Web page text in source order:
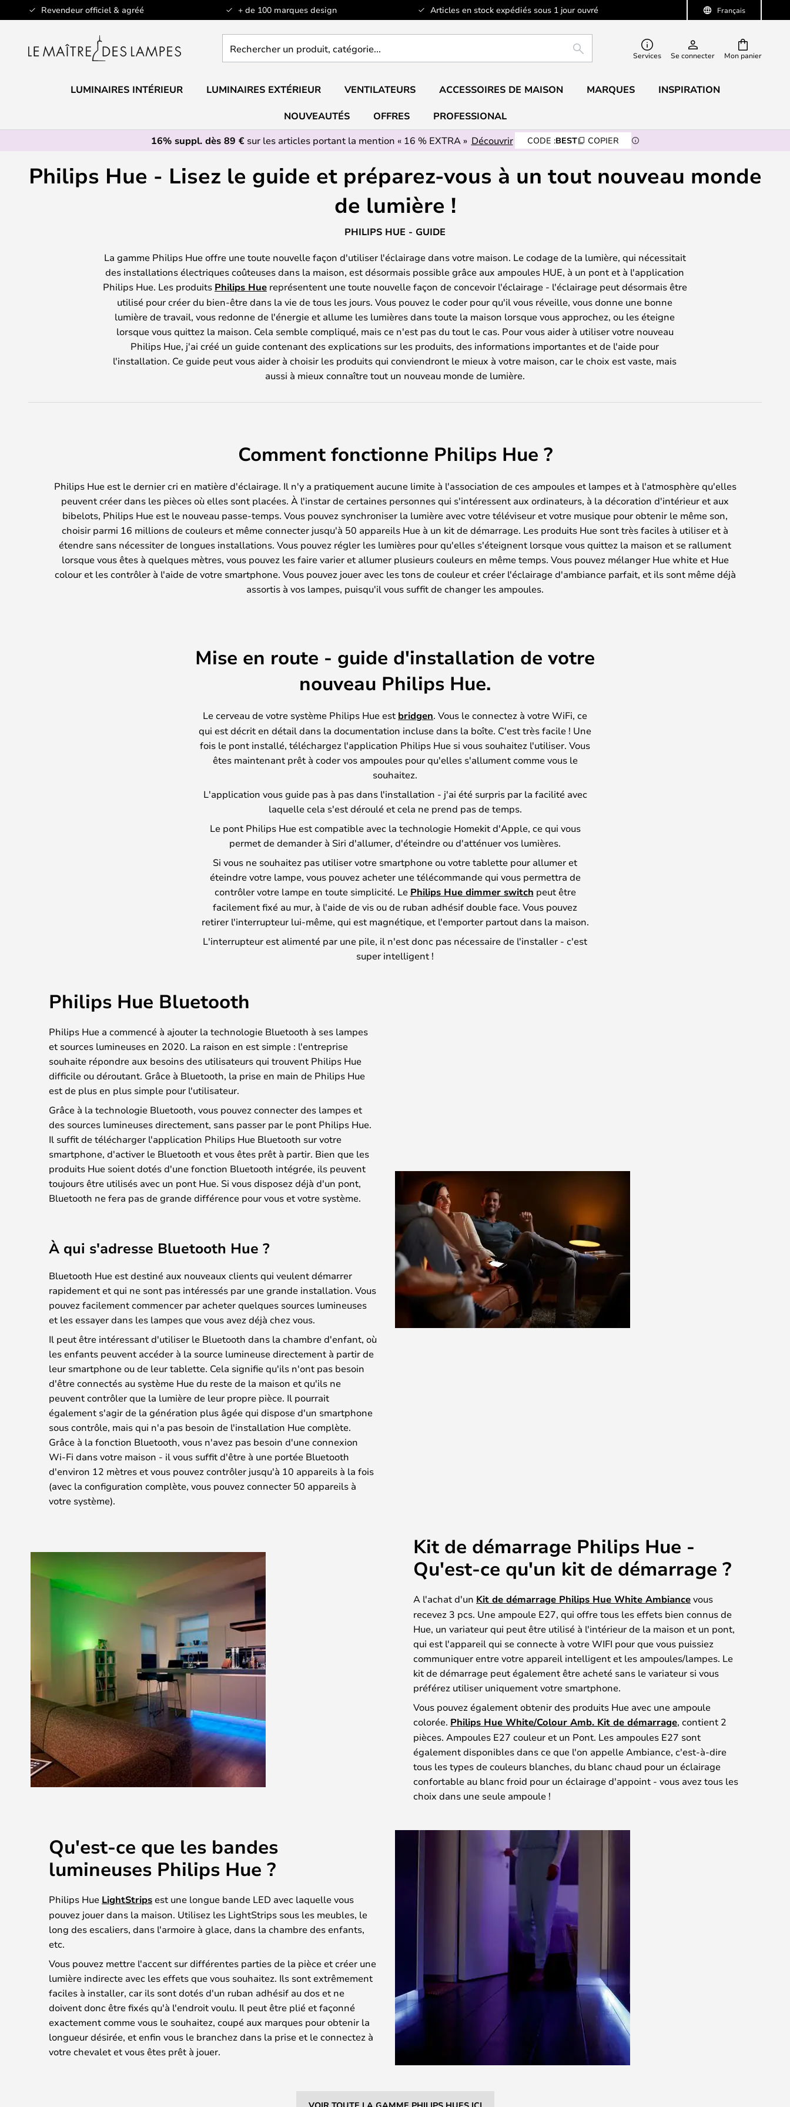
Français
Revendeur officiel & agréé + de 100 marques design Articles en stock expédiés sous 1 jour ouvré
Allez
au
Mon panier
un
catégorie...
RECHERCHERServices Se connecter
LUMINAIRES INTÉRIEUR LUMINAIRES EXTÉRIEUR VENTILATEURS ACCESSOIRES DE MAISON MARQUES INSPIRATION
NOUVEAUTÉS OFFRES
PROFESSIONAL
16% suppl. dès 89 €sur les articles portant la mention « 16 % EXTRA » Découvrir CODE :BEST COPIER
Philips Hue - Lisez le guide et préparez-vous à un tout nouveau monde
de lumière !
PHILIPS HUE - GUIDE
La gamme Philips Hue offre une toute nouvelle façon d'utiliser l'éclairage dans votre maison. Le codage de la lumière, qui nécessitait
des installations électriques coûteuses dans la maison, est désormais possible grâce aux ampoules HUE, à un pont et à l'application
Philips Hue. Les produits Philips Huereprésentent une toute nouvelle façon de concevoir l'éclairage - l'éclairage peut désormais être
utilisé pour créer du bien-être dans la vie de tous les jours. Vous pouvez le coder pour qu'il vous réveille, vous donne une bonne
lumière de travail, vous redonne de l'énergie et allume les lumières dans toute la maison lorsque vous approchez, ou les éteigne
lorsque vous quittez la maison. Cela semble compliqué, mais ce n'est pas du tout le cas. Pour vous aider à utiliser votre nouveau
Philips Hue, j'ai créé un guide contenant des explications sur les produits, des informations importantes et de l'aide pour
l'installation. Ce guide peut vous aider à choisir les produits qui conviendront le mieux à votre maison, car le choix est vaste, mais
aussi à mieux connaître tout un nouveau monde de lumière.
Comment fonctionne Philips Hue ?
Philips Hue est le dernier cri en matière d'éclairage. Il n'y a pratiquement aucune limite à l'association de ces ampoules et lampes et à l'atmosphère qu'elles
peuvent créer dans les pièces où elles sont placées. À l'instar de certaines personnes qui s'intéressent aux ordinateurs, à la décoration d'intérieur et aux
bibelots, Philips Hue est le nouveau passe-temps. Vous pouvez synchroniser la lumière avec votre téléviseur et votre musique pour obtenir le même son,
choisir parmi 16 millions de couleurs et même connecter jusqu'à 50 appareils Hue à un kit de démarrage. Les produits Hue sont très faciles à utiliser et à
étendre sans nécessiter de longues installations. Vous pouvez régler les lumières pour qu'elles s'éteignent lorsque vous quittez la maison et se rallument
lorsque vous êtes à quelques mètres, vous pouvez les faire varier et allumer plusieurs couleurs en même temps. Vous pouvez mélanger Hue white et Hue
colour et les contrôler à l'aide de votre smartphone. Vous pouvez jouer avec les tons de couleur et créer l'éclairage d'ambiance parfait, et ils sont même déjà
assortis à vos lampes, puisqu'il vous suffit de changer les ampoules.
Mise en route - guide d'installation de votre
nouveau Philips Hue.
Le cerveau de votre système Philips Hue est bridgen. Vous le connectez à votre WiFi, ce
qui est décrit en détail dans la documentation incluse dans la boîte. C'est très facile ! Une
fois le pont installé, téléchargez l'application Philips Hue si vous souhaitez l'utiliser. Vous
êtes maintenant prêt à coder vos ampoules pour qu'elles s'allument comme vous le
souhaitez.
L'application vous guide pas à pas dans l'installation - j'ai été surpris par la facilité avec
laquelle cela s'est déroulé et cela ne prend pas de temps.
Le pont Philips Hue est compatible avec la technologie Homekit d'Apple, ce qui vous
permet de demander à Siri d'allumer, d'éteindre ou d'atténuer vos lumières.
Si vous ne souhaitez pas utiliser votre smartphone ou votre tablette pour allumer et
éteindre votre lampe, vous pouvez acheter une télécommande qui vous permettra de
contrôler votre lampe en toute simplicité. Le Philips Hue dimmer switch peut être
facilement fixé au mur, à l'aide de vis ou de ruban adhésif double face. Vous pouvez
retirer l'interrupteur lui-même, qui est magnétique, et l'emporter partout dans la maison.
L'interrupteur est alimenté par une pile, il n'est donc pas nécessaire de l'installer - c'est
super intelligent !
Philips Hue Bluetooth
Philips Hue a commencé à ajouter la technologie Bluetooth à ses lampes
et sources lumineuses en 2020. La raison en est simple : l'entreprise
souhaite répondre aux besoins des utilisateurs qui trouvent Philips Hue
difficile ou déroutant. Grâce à Bluetooth, la prise en main de Philips Hue
est de plus en plus simple pour l'utilisateur.
Grâce à la technologie Bluetooth, vous pouvez connecter des lampes et
des sources lumineuses directement, sans passer par le pont Philips Hue.
Il suffit de télécharger l'application Philips Hue Bluetooth sur votre
smartphone, d'activer le Bluetooth et vous êtes prêt à partir. Bien que les
produits Hue soient dotés d'une fonction Bluetooth intégrée, ils peuvent
toujours être utilisés avec un pont Hue. Si vous disposez déjà d'un pont,
Bluetooth ne fera pas de grande différence pour vous et votre système.
À qui s'adresse Bluetooth Hue ?
Bluetooth Hue est destiné aux nouveaux clients qui veulent démarrer
rapidement et qui ne sont pas intéressés par une grande installation. Vous
pouvez facilement commencer par acheter quelques sources lumineuses
et les essayer dans les lampes que vous avez déjà chez vous.
Il peut être intéressant d'utiliser le Bluetooth dans la chambre d'enfant, où
les enfants peuvent accéder à la source lumineuse directement à partir de
leur smartphone ou de leur tablette. Cela signifie qu'ils n'ont pas besoin
d'être connectés au système Hue du reste de la maison et qu'ils ne
peuvent contrôler que la lumière de leur propre pièce. Il pourrait
également s'agir de la génération plus âgée qui dispose d'un smartphone
sous contrôle, mais qui n'a pas besoin de l'installation Hue complète.
Grâce à la fonction Bluetooth, vous n'avez pas besoin d'une connexion
Wi-Fi dans votre maison - il vous suffit d'être à une portée Bluetooth
d'environ 12 mètres et vous pouvez contrôler jusqu'à 10 appareils à la fois
(avec la configuration complète, vous pouvez connecter 50 appareils à
votre système).
Kit de démarrage Philips Hue -
Qu'est-ce qu'un kit de démarrage ?
A l'achat d'un Kit de démarrage Philips Hue White Ambiancevous
recevez 3 pcs. Une ampoule E27, qui offre tous les effets bien connus de
Hue, un variateur qui peut être utilisé à l'intérieur de la maison et un pont,
qui est l'appareil qui se connecte à votre WIFI pour que vous puissiez
communiquer entre votre appareil intelligent et les ampoules/lampes. Le
kit de démarrage peut également être acheté sans le variateur si vous
préférez utiliser uniquement votre smartphone.
Vous pouvez également obtenir des produits Hue avec une ampoule
colorée. Philips Hue White/Colour Amb. Kit de démarrage, contient 2
pièces. Ampoules E27 couleur et un Pont. Les ampoules E27 sont
également disponibles dans ce que l'on appelle Ambiance, c'est-à-dire
tous les types de couleurs blanches, du blanc chaud pour un éclairage
confortable au blanc froid pour un éclairage d'appoint - vous avez tous les
choix dans une seule ampoule !
Qu'est-ce que les bandes
lumineuses Philips Hue ?
Philips Hue LightStripsest une longue bande LED avec laquelle vous
pouvez jouer dans la maison. Utilisez les LightStrips sous les meubles, le
long des escaliers, dans l'armoire à glace, dans la chambre des enfants,
etc.
Vous pouvez mettre l'accent sur différentes parties de la pièce et créer une
lumière indirecte avec les effets que vous souhaitez. Ils sont extrêmement
faciles à installer, car ils sont dotés d'un ruban adhésif au dos et ne
doivent donc être fixés qu'à l'endroit voulu. Il peut être plié et façonné
exactement comme vous le souhaitez, coupé aux marques pour obtenir la
longueur désirée, et enfin vous le branchez dans la prise et le connectez à
votre chevalet et vous êtes prêt à jouer.